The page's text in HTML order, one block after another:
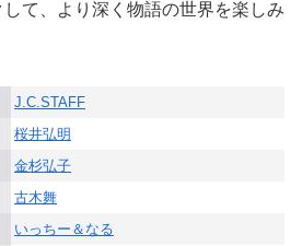
て、より深く物語の世界を楽しみ
J.C.STAFF
桜井弘明
金杉弘子
古木舞
いっちー＆なる